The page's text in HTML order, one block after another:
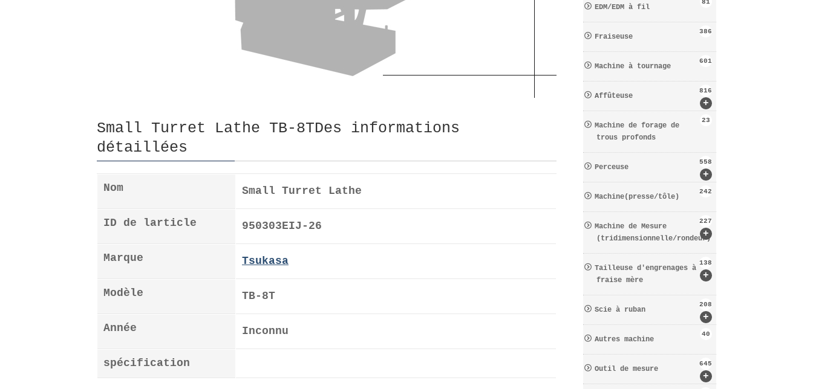
Small Turret Lathe TB-8TDes informations
détaillées
Nom Small Turret Lathe
ID de larticle 950303EIJ-26
Marque Tsukasa
Modèle TB-8T
Année Inconnu
spécification
EDM/EDM à fil
81
Fraiseuse
386
Machine à tournage
601
+
Affûteuse
816
Machine de forage de
trous profonds
23
+
Perceuse
558
Machine(presse/tôle)
242
+
Machine de Mesure
(tridimensionnelle/rondeur)
227
+
Tailleuse d′engrenages à
fraise mère
138
+
Scie à ruban
208
Autres machine
40
+
Outil de mesure
645